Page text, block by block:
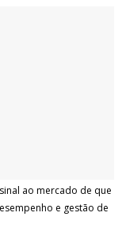
ao mercado de que
e gestão de